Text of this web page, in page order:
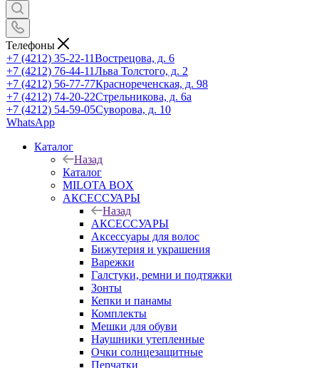
Телефоны
+7 (4212) 35-22-11Вострецова, д. 6
+7 (4212) 76-44-11Льва Толстого, д. 2
+7 (4212) 56-77-77Краснореченская, д. 98
+7 (4212) 74-20-22Стрельникова, д. 6а
+7 (4212) 54-59-05Суворова, д. 10
WhatsApp
Каталог
Назад
Каталог
MILOTA BOX
АКСЕССУАРЫ
Назад
АКСЕССУАРЫ
Аксессуары для волос
Бижутерия и украшения
Варежки
Галстуки, ремни и подтяжки
Зонты
Кепки и панамы
Комплекты
Мешки для обуви
Наушники утепленные
Очки солнцезащитные
Перчатки